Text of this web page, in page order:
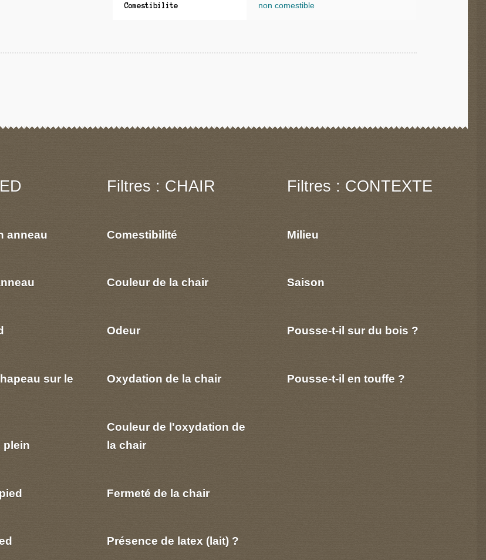
Comestibilite non comestible
anneau
sur le
plein
Filtres : CHAIR
Comestibilité
Couleur de la chair
Odeur
Oxydation de la chair
Couleur de l'oxydation de
la chair
Fermeté de la chair
Présence de latex (lait) ?
Filtres : CONTEXTE
Milieu
Saison
Pousse-t-il sur du bois ?
Pousse-t-il en touffe ?